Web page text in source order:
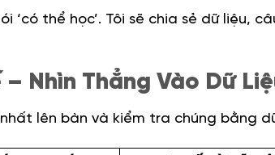
‘có thể học’. Tôi sẽ chia sẻ dữ liệu,
Nhìn Thẳng Vào Dữ
lên bàn và kiểm tra chúng bằng